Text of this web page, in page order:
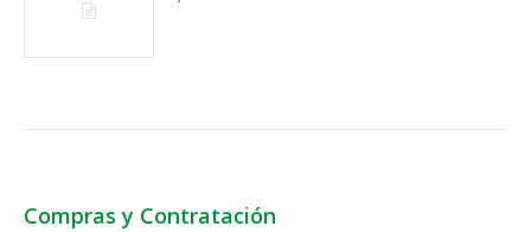
Compras y Contratación